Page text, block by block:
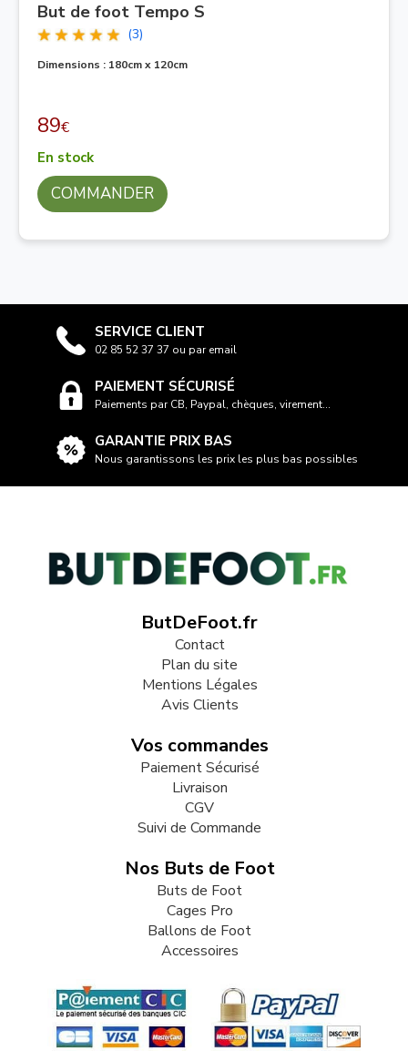
But de foot Tempo S
(3)
Dimensions : 180cm x 120cm
89€
En stock
COMMANDER
SERVICE CLIENT
02 85 52 37 37 ou par email
PAIEMENT SÉCURISÉ
Paiements par CB, Paypal, chèques, virement...
GARANTIE PRIX BAS
Nous garantissons les prix les plus bas possibles
ButDeFoot.fr
Contact
Plan du site
Mentions Légales
Avis Clients
Vos commandes
Paiement Sécurisé
Livraison
CGV
Suivi de Commande
Nos Buts de Foot
Buts de Foot
Cages Pro
Ballons de Foot
Accessoires